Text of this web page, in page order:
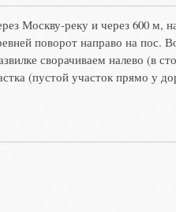
Москву-реку и через 600 м,
поворот направо на пос.
сворачиваем налево (в
(пустой участок прямо у